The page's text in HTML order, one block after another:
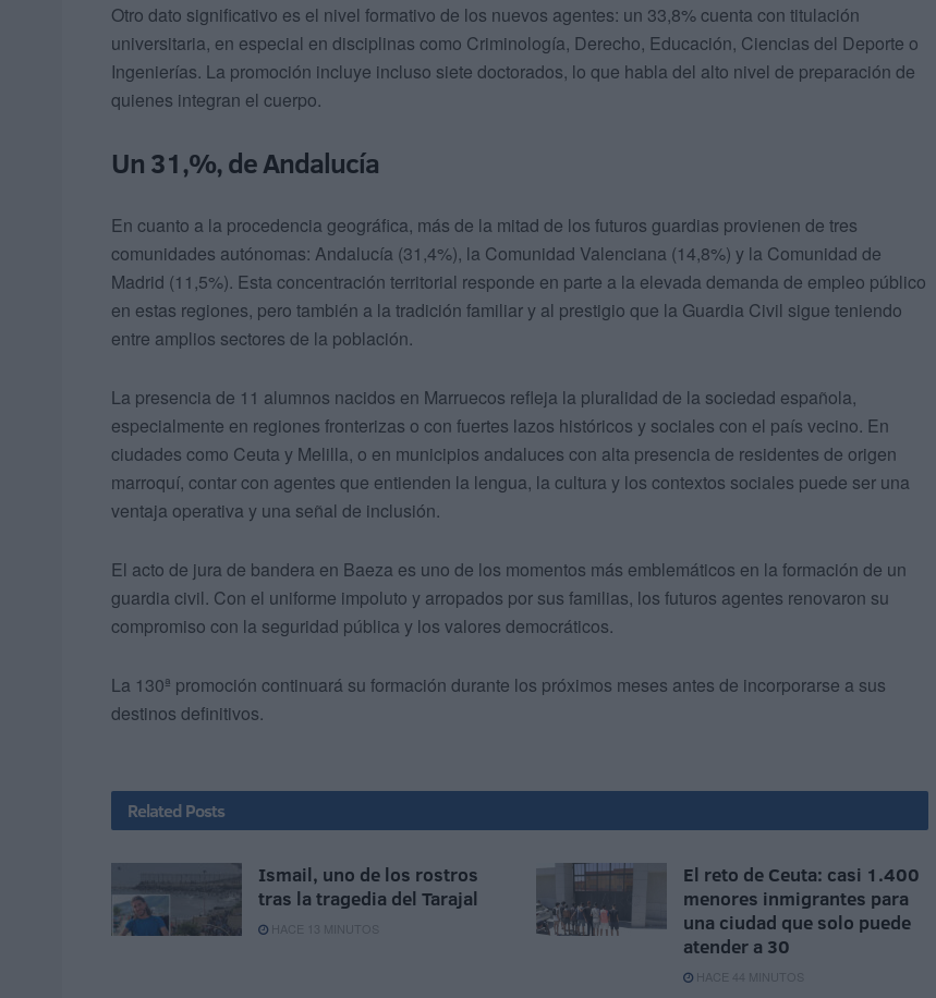
Otro dato significativo es el nivel formativo de los nuevos agentes: un 33,8% cuenta con titulación
universitaria, en especial en disciplinas como Criminología, Derecho, Educación, Ciencias del Deporte o
Ingenierías. La promoción incluye incluso siete doctorados, lo que habla del alto nivel de preparación de
quienes integran el cuerpo.
Un 31,%, de Andalucía
En cuanto a la procedencia geográfica, más de la mitad de los futuros guardias provienen de tres
comunidades autónomas: Andalucía (31,4%), la Comunidad Valenciana (14,8%) y la Comunidad de
Madrid (11,5%). Esta concentración territorial responde en parte a la elevada demanda de empleo público
en estas regiones, pero también a la tradición familiar y al prestigio que la Guardia Civil sigue teniendo
entre amplios sectores de la población.
La presencia de 11 alumnos nacidos en Marruecos refleja la pluralidad de la sociedad española,
especialmente en regiones fronterizas o con fuertes lazos históricos y sociales con el país vecino. En
ciudades como Ceuta y Melilla, o en municipios andaluces con alta presencia de residentes de origen
marroquí, contar con agentes que entienden la lengua, la cultura y los contextos sociales puede ser una
ventaja operativa y una señal de inclusión.
El acto de jura de bandera en Baeza es uno de los momentos más emblemáticos en la formación de un
guardia civil. Con el uniforme impoluto y arropados por sus familias, los futuros agentes renovaron su
compromiso con la seguridad pública y los valores democráticos.
La 130ª promoción continuará su formación durante los próximos meses antes de incorporarse a sus
destinos definitivos.
Related Posts
Ismail, uno de los rostros
tras la tragedia del Tarajal
HACE 13 MINUTOS
El reto de Ceuta: casi 1.400
menores inmigrantes para
una ciudad que solo puede
atender a 30
HACE 44 MINUTOS